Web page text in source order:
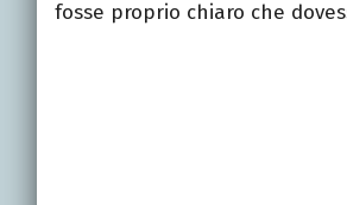
fosse proprio chiaro che